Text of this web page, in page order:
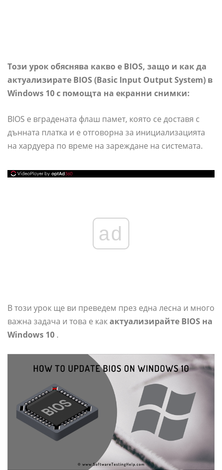
Този урок обяснява какво е BIOS, защо и как да
актуализирате BIOS (Basic Input Output System) в
Windows 10 с помощта на екранни снимки:
BIOS е вградената флаш памет, която се доставя с
дънната платка и е отговорна за инициализацията
на хардуера по време на зареждане на системата.
ad
В този урок ще ви преведем през една лесна и много
важна задача и това е какактуализирайте BIOS на
Windows 10 .